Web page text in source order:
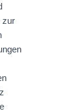
zur